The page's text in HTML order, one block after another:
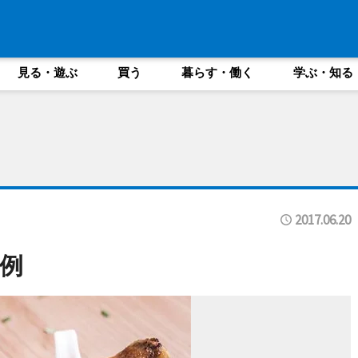
見る・遊ぶ 買う 暮らす・働く 学ぶ・知る
2017.06.20